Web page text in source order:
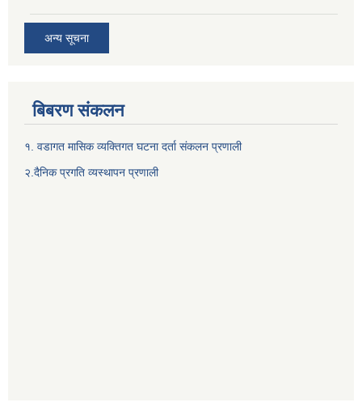
अन्य सूचना
बिबरण संकलन
१. वडागत मासिक व्यक्तिगत घटना दर्ता संकलन प्रणाली
२.दैनिक प्रगति व्यस्थापन प्रणाली